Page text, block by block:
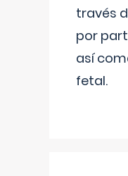
través
por
así
fetal.